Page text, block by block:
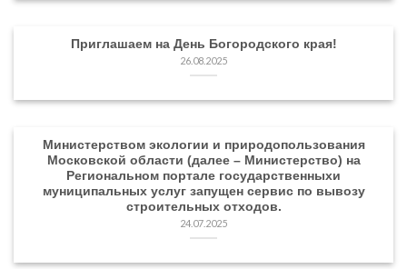
Приглашаем на День Богородского края!
26.08.2025
Министерством экологии и природопользования
Московской области (далее – Министерство) на
Региональном портале государственныхи
муниципальных услуг запущен сервис по вывозу
строительных отходов.
24.07.2025